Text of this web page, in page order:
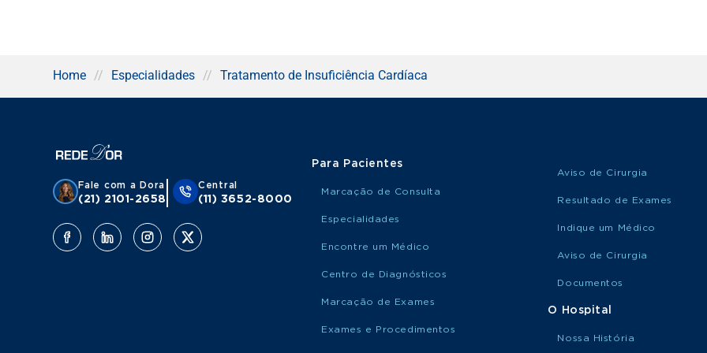
Home // Especialidades // Tratamento de Insuficiência Cardíaca
Fale com a Dora
(21) 2101-2658
Central
(11) 3652-8000
Para Pacientes
Marcação de Consulta
Especialidades
Encontre um Médico
Centro de Diagnósticos
Marcação de Exames
Exames e Procedimentos
Aviso de Cirurgia
Resultado de Exames
Indique um Médico
Aviso de Cirurgia
Documentos
O Hospital
Nossa História